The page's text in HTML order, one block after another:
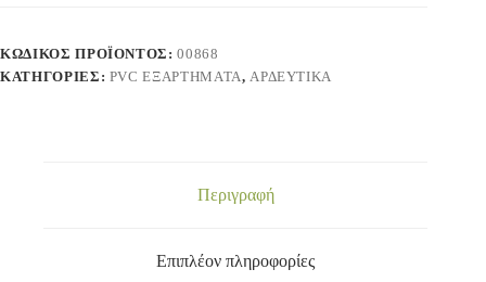
ΚΩΔΙΚΌΣ ΠΡΟΪΌΝΤΟΣ:00868
ΚΑΤΗΓΟΡΊΕΣ: PVC ΕΞΑΡΤΗΜΑΤΑ,ΑΡΔΕΥΤΙΚΑ
Περιγραφή
Επιπλέον πληροφορίες